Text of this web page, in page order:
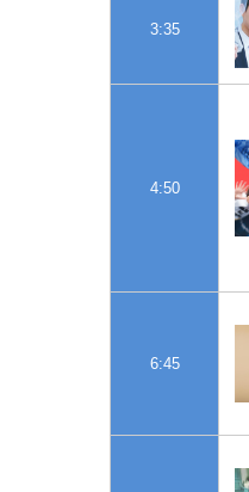
3:35
4:50
6:45